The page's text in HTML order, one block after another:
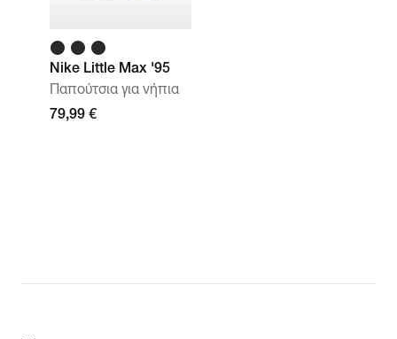
Nike Little Max '95
Παπούτσια για νήπια
79,99 €